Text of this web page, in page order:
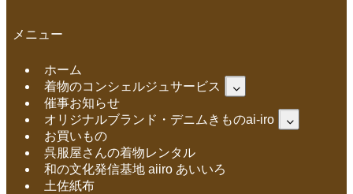
メニュー
ホーム
着物のコンシェルジュサービス
催事お知らせ
オリジナルブランド・デニムきものai-iro
お買いもの
呉服屋さんの着物レンタル
和の文化発信基地 aiiro あいいろ
土佐紙布